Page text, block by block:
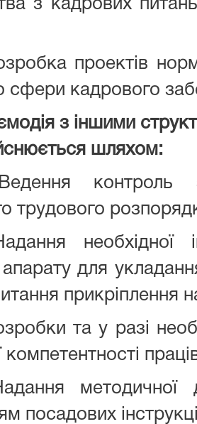
з кадрових
проектів
сфери кадрового
з іншими
шляхом:
контроль
трудового
необхідної
апарату для
прикріплення
та у разі
компетентності
посадових